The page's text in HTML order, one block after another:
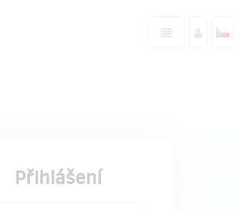
Přihlášení